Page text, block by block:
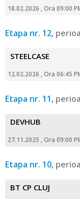
18.02.2026 , Ora 09:00
Etapa nr. 12,
STEELCASE
12.02.2026 , Ora 06:45
Etapa nr. 11,
DEVHUB
27.11.2025 , Ora 09:00
Etapa nr. 10,
BT CP CLUJ